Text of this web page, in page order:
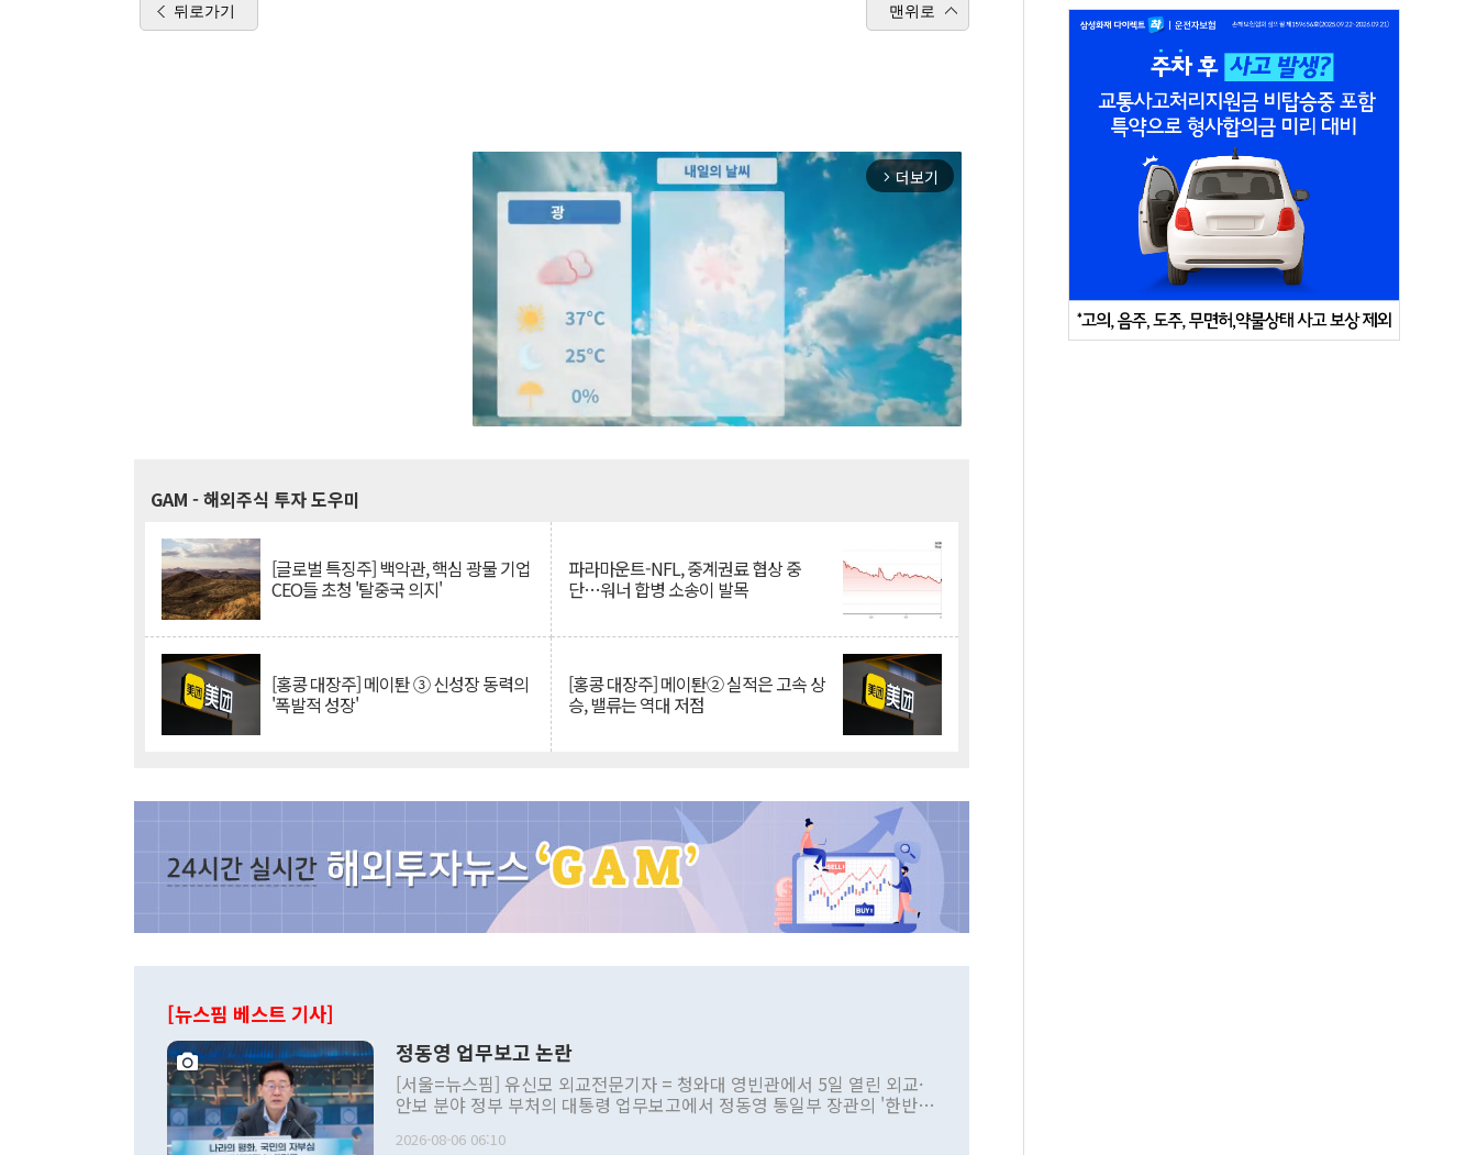
뒤로가기 맨위로
arrow_forward_ios 더보기
GAM - 해외주식 투자 도우미
[글로벌 특징주] 백악관, 핵심 광물 기업
CEO들 초청 '탈중국 의지'
파라마운트-NFL, 중계권료 협상 중
단…워너 합병 소송이 발목
[홍콩 대장주] 메이퇀 ③ 신성장 동력의
'폭발적 성장'
[홍콩 대장주] 메이퇀② 실적은 고속 상
승, 밸류는 역대 저점
[뉴스핌 베스트 기사]
정동영 업무보고 논란
[서울=뉴스핌] 유신모 외교전문기자 = 청와대 영빈관에서 5일 열린 외교·
안보 분야 정부 부처의 대통령 업무보고에서 정동영 통일부 장관의 '한반도
발언 중에는 정부 내 조율을 거치지 않은 사안을 정책으로 추진하겠다고 공
2026-08-06 06:10